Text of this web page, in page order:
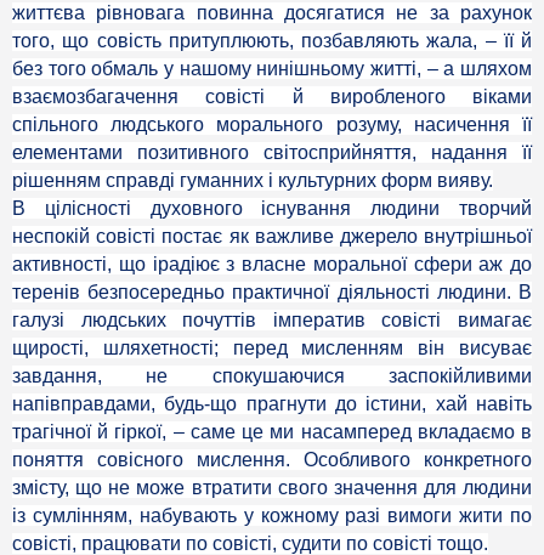
життєва рівновага повинна досягатися не за рахунок
того, що совість притуплюють, позбавляють жала, – її й
без того обмаль у нашому нинішньому житті, – а шляхом
взаємозбагачення совісті й виробленого віками
спільного людського морального розуму, насичення її
елементами позитивного світосприйняття, надання її
рішенням справді гуманних і культурних форм вияву.
В цілісності духовного існування людини творчий
неспокій совісті постає як важливе джерело внутрішньої
активності, що ірадіює з власне моральної сфери аж до
теренів безпосередньо практичної діяльності людини. В
галузі людських почуттів імператив совісті вимагає
щирості, шляхетності; перед мисленням він висуває
завдання, не спокушаючися заспокійливими
напівправдами, будь-що прагнути до істини, хай навіть
трагічної й гіркої, – саме це ми насамперед вкладаємо в
поняття совісного мислення. Особливого конкретного
змісту, що не може втратити свого значення для людини
із сумлінням, набувають у кожному разі вимоги жити по
совісті, працювати по совісті, судити по совісті тощо.